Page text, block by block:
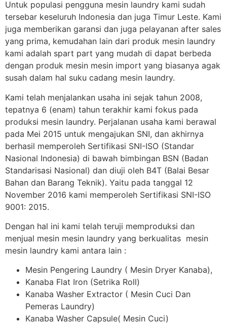
Untuk populasi pengguna mesin laundry kami sudah
tersebar keseluruh Indonesia dan juga Timur Leste. Kami
juga memberikan garansi dan juga pelayanan after sales
yang prima, kemudahan lain dari produk mesin laundry
kami adalah spart part yang mudah di dapat berbeda
dengan produk mesin mesin import yang biasanya agak
susah dalam hal suku cadang mesin laundry.
Kami telah menjalankan usaha ini sejak tahun 2008,
tepatnya 6 (enam) tahun terakhir kami fokus pada
produksi mesin laundry. Perjalanan usaha kami berawal
pada Mei 2015 untuk mengajukan SNI, dan akhirnya
berhasil memperoleh Sertifikasi SNI-ISO (Standar
Nasional Indonesia) di bawah bimbingan BSN (Badan
Standarisasi Nasional) dan diuji oleh B4T (Balai Besar
Bahan dan Barang Teknik). Yaitu pada tanggal 12
November 2016 kami memperoleh Sertifikasi SNI-ISO
9001: 2015.
Dengan hal ini kami telah teruji memproduksi dan
menjual mesin mesin laundry yang berkualitas mesin
mesin laundry kami antara lain :
Mesin Pengering Laundry ( Mesin Dryer Kanaba),
Kanaba Flat Iron (Setrika Roll)
Kanaba Washer Extractor ( Mesin Cuci Dan
Pemeras Laundry)
Kanaba Washer Capsule( Mesin Cuci)